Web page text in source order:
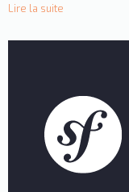
Lire la suite